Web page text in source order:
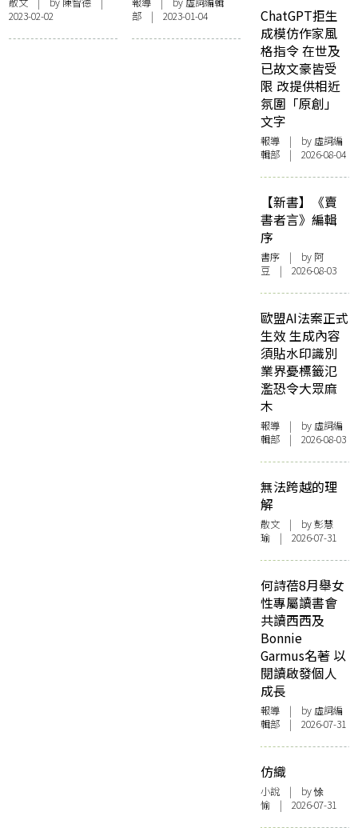
《二殘遊記》──
劉紹銘的文藝歷程
2023-02-02
去世
部 | 2023-01-04
ChatGPT拒生
成模仿作家風
格指令 在世及
已故文豪皆受
限 改提供相近
氛圍「原創」
文字
報導 | by 虛詞編
輯部 | 2026-08-04
【新書】《賣
書者言》編輯
序
書序 | by 阿
豆 | 2026-08-03
歐盟AI法案正式
生效 生成內容
須貼水印識別
業界憂標籤氾
濫恐令大眾麻
木
報導 | by 虛詞編
輯部 | 2026-08-03
無法跨越的理
解
散文 | by 彭慧
瑜 | 2026-07-31
何詩蓓8月舉女
性專屬讀書會
共讀西西及
Bonnie
Garmus名著 以
閱讀啟發個人
成長
報導 | by 虛詞編
輯部 | 2026-07-31
仿織
小說 | by 悇
愉 | 2026-07-31